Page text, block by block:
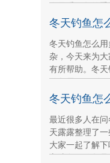
人最爱钓鱼的
较低，鱼儿的
冬天钓鱼怎么
杂，今天来为
有所帮助。冬
钓鱼需要用到
竿就是最重要的
最近很多人在
天露露整理了
大家一起了解
方法冬天钓鱼